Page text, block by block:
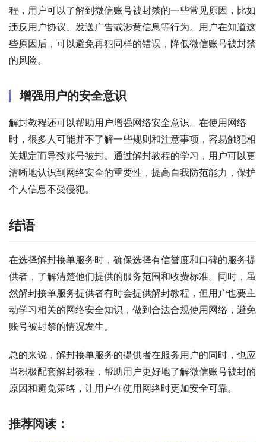
程，用户可以了解到微信账号被封禁的一些常见原因，比如
违反用户协议、发送广告或涉黄信息等行为。用户在知道这
些原因后，可以避免再犯同样的错误，降低微信账号被封禁
的风险。
增强用户的安全意识
解封教程还可以帮助用户增强网络安全意识。在使用网络
时，很多人可能并不了解一些规则和注意事项，容易触犯相
关规定而导致账号被封。通过解封教程的学习，用户可以更
清晰地认识到网络安全的重要性，提高自我防范能力，保护
个人信息不受侵犯。
结语
在选择解封接单服务时，确保选择有信誉度和口碑的服务提
供者，了解清楚他们提供的服务范围和收费标准。同时，虽
然解封接单服务提供者有时会提供解封教程，但用户也要主
动学习相关的网络安全知识，做到合法合规使用网络，避免
账号被封禁的情况发生。
总的来说，解封接单服务的提供者在服务用户的同时，也应
当积极配套解封教程，帮助用户更好地了解微信账号被封的
原因和避免策略，让用户在使用网络时更加安全可靠。
推荐阅读：